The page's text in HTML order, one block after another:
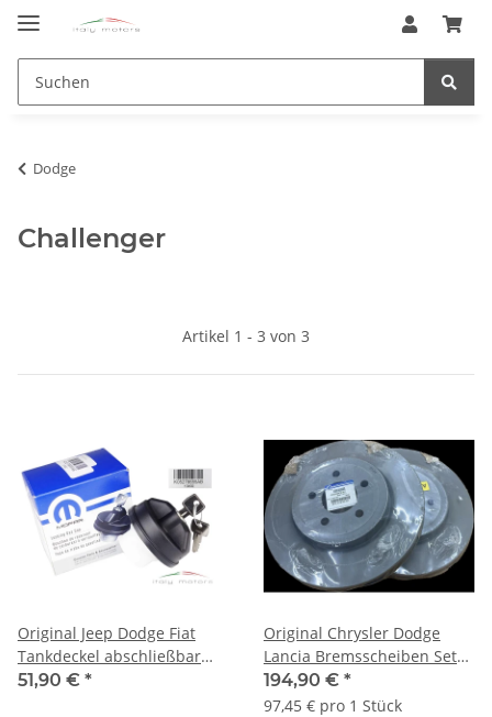
Dodge
Challenger
Artikel 1 - 3 von 3
Original Jeep Dodge Fiat
Tankdeckel abschließbar
mit 2 Schlüsseln
51,90 € *
Original Chrysler Dodge
Lancia Bremsscheiben Set
vorne innenbelüftet
K05154118AD
194,90 € *
97,45 € pro 1 Stück